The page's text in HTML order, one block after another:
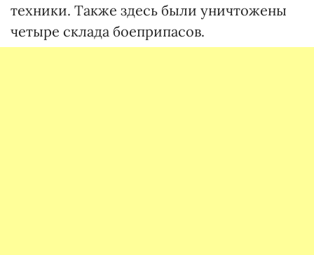
техники. Также здесь были уничтожены
четыре склада боеприпасов.